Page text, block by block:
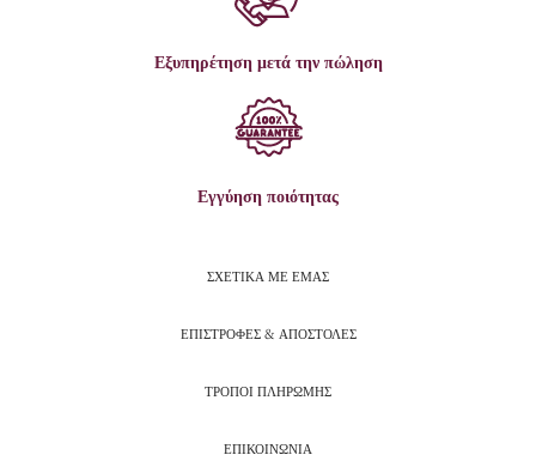
Εξυπηρέτηση μετά την πώληση
Εγγύηση ποιότητας
ΣΧΕΤΙΚΑ ΜΕ ΕΜΑΣ
ΕΠΙΣΤΡΟΦΕΣ & ΑΠΟΣΤΟΛΕΣ
ΤΡΟΠΟΙ ΠΛΗΡΩΜΗΣ
ΕΠΙΚΟΙΝΩΝΙΑ